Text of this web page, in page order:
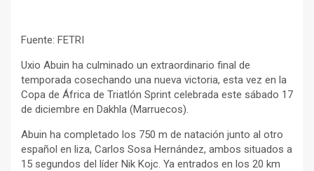
Fuente: FETRI
Uxio Abuin ha culminado un extraordinario final de
temporada cosechando una nueva victoria, esta vez en la
Copa de África de Triatlón Sprint celebrada este sábado 17
de diciembre en Dakhla (Marruecos).
Abuin ha completado los 750 m de natación junto al otro
español en liza, Carlos Sosa Hernández, ambos situados a
15 segundos del líder Nik Kojc. Ya entrados en los 20 km